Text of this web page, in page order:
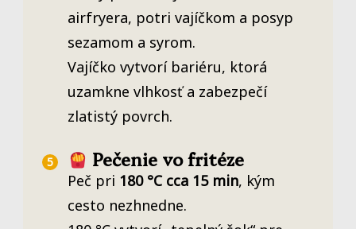
airfryera, potri vajíčkom a posyp
sezamom a syrom.
Vajíčko vytvorí bariéru, ktorá
uzamkne vlhkosť a zabezpečí
zlatistý povrch.
Pečenie vo fritéze
Peč pri 180 °C cca 15 min, kým
cesto nezhnedne.